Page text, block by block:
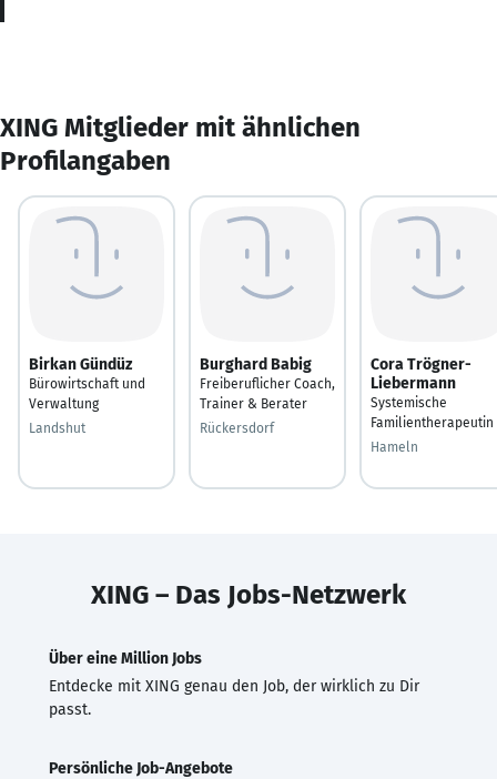
XING Mitglieder mit ähnlichen
Profilangaben
Birkan Gündüz
Bürowirtschaft und
Verwaltung
Landshut
Burghard Babig
Freiberuflicher Coach,
Trainer & Berater
Rückersdorf
Cora Trögner-
Liebermann
Systemische
Familientherapeutin
Hameln
XING – Das Jobs-Netzwerk
Über eine Million Jobs
Entdecke mit XING genau den Job, der wirklich zu Dir
passt.
Persönliche Job-Angebote